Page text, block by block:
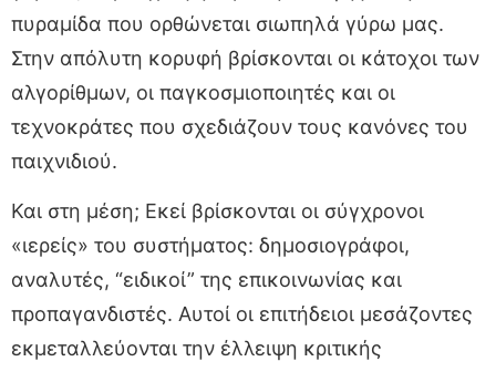
πυραμίδα που ορθώνεται σιωπηλά γύρω μας.
Στην απόλυτη κορυφή βρίσκονται οι κάτοχοι των
αλγορίθμων, οι παγκοσμιοποιητές και οι
τεχνοκράτες που σχεδιάζουν τους κανόνες του
παιχνιδιού.
Και στη μέση; Εκεί βρίσκονται οι σύγχρονοι
«ιερείς» του συστήματος: δημοσιογράφοι,
αναλυτές, “ειδικοί” της επικοινωνίας και
προπαγανδιστές. Αυτοί οι επιτήδειοι μεσάζοντες
εκμεταλλεύονται την έλλειψη κριτικής